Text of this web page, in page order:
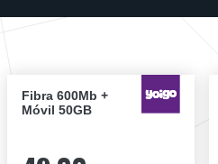
Fibra 600Mb +
Móvil 50GB